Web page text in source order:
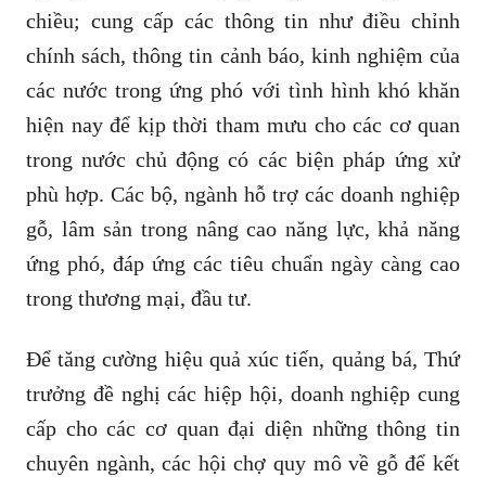
chiều; cung cấp các thông tin như điều chỉnh
chính sách, thông tin cảnh báo, kinh nghiệm của
các nước trong ứng phó với tình hình khó khăn
hiện nay để kịp thời tham mưu cho các cơ quan
trong nước chủ động có các biện pháp ứng xử
phù hợp. Các bộ, ngành hỗ trợ các doanh nghiệp
gỗ, lâm sản trong nâng cao năng lực, khả năng
ứng phó, đáp ứng các tiêu chuẩn ngày càng cao
trong thương mại, đầu tư.
Để tăng cường hiệu quả xúc tiến, quảng bá, Thứ
trưởng đề nghị các hiệp hội, doanh nghiệp cung
cấp cho các cơ quan đại diện những thông tin
chuyên ngành, các hội chợ quy mô về gỗ để kết